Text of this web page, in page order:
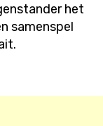
het
samenspel